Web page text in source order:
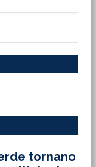
tornano